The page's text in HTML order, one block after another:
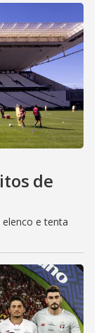
de
e tenta